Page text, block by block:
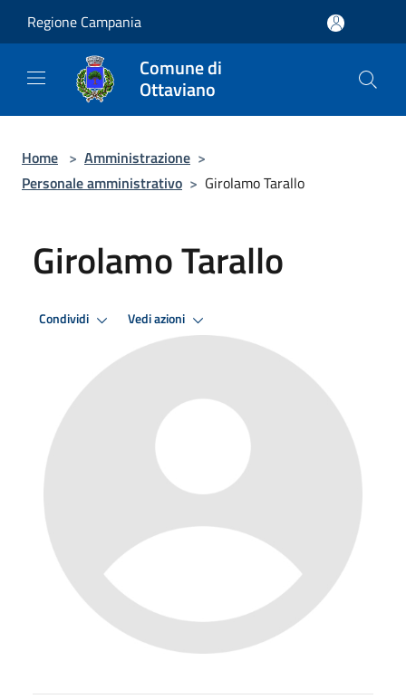
Regione Campania
Comune di
Ottaviano
Home > Amministrazione >
Personale amministrativo > Girolamo Tarallo
Girolamo Tarallo
Condividi Vedi azioni